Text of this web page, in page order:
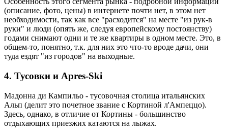
(описание, фото, цены) в интернете почти нет, в этом нет
необходимости, так как все "расходится" на месте "из рук-в
руки" и люди (опять же, следуя европейскому постоянству)
годами снимают одни и те же квартиры в одном месте. Это, в
общем-то, понятно, т.к. для них это что-то вроде дачи, они
туда ездят "из городов" на выходные.
4. Тусовки и Apres-Ski
Мадонна ди Кампильо - тусовочная столица итальянских
Альп (делит это почетное звание с Кортиной л'Ампеццо).
Здесь, однако, в отличие от Кортины - большинство
отдыхающих приезжих катаются на лыжах.